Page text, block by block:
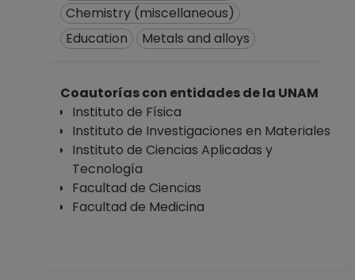
Chemistry (miscellaneous)
Education
Metals and alloys
Coautorías con entidades de la UNAM
Instituto de Física
Instituto de Investigaciones en Materiales
Instituto de Ciencias Aplicadas y
Tecnología
Facultad de Ciencias
Facultad de Medicina